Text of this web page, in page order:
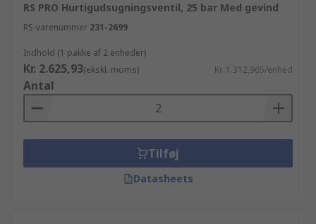
RS PRO Hurtigudsugningsventil, 25 bar Med gevind
RS-varenummer 231-2699
Indhold (1 pakke af 2 enheder)
Kr. 2.625,93(ekskl. moms) Kr. 1.312,965/enhed
Antal
Tilføj
Datasheets